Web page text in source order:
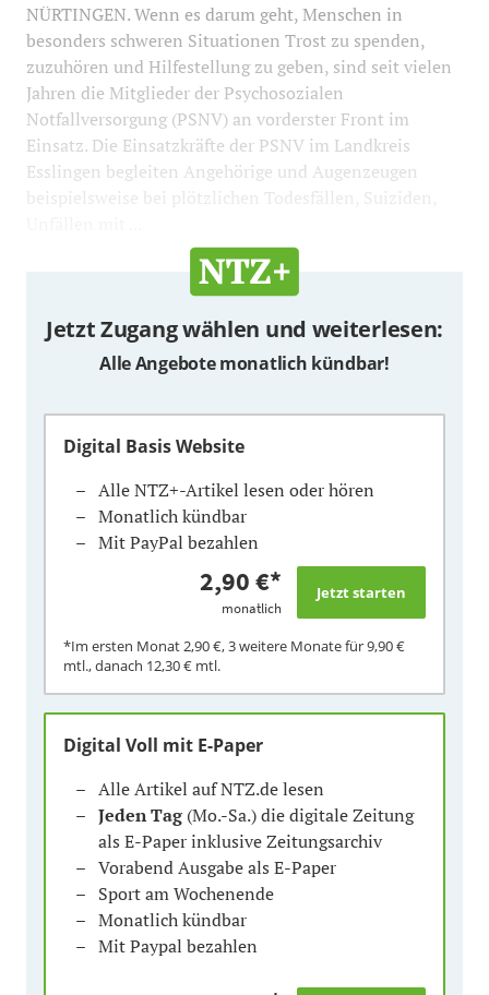
NÜRTINGEN. Wenn es darum geht, Menschen in
besonders schweren Situationen Trost zu spenden,
zuzuhören und Hilfestellung zu geben, sind seit vielen
Jahren die Mitglieder der Psychosozialen
Notfallversorgung (PSNV) an vorderster Front im
Einsatz. Die Einsatzkräfte der PSNV im Landkreis
Esslingen begleiten Angehörige und Augenzeugen
beispielsweise bei plötzlichen Todesfällen, Suiziden,
Jetzt Zugang wählen und weiterlesen:
Alle Angebote monatlich kündbar!
Digital Basis Website
Alle NTZ+-Artikel lesen oder hören
Monatlich kündbar
Mit PayPal bezahlen
2,90 €*
monatlich
*Im ersten Monat2,90 €, 3 weitere Monate für9,90 €
mtl., danach 12,30 € mtl.
Digital Voll mit E-Paper
Alle Artikel auf NTZ.de lesen
Jeden Tag(Mo.-Sa.) die digitale Zeitung
als E-Paper inklusive Zeitungsarchiv
Vorabend Ausgabe als E-Paper
Sport am Wochenende
Monatlich kündbar
Mit Paypal bezahlen